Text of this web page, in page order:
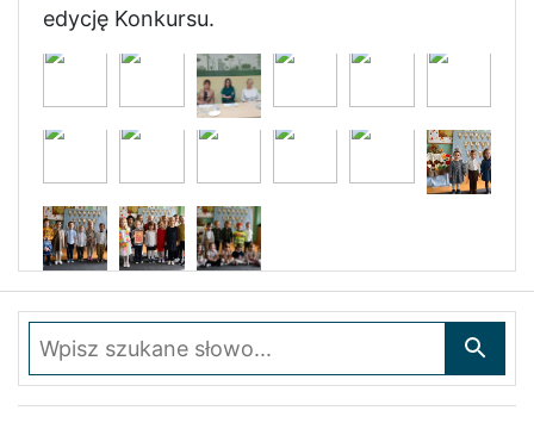
edycję Konkursu.
Wpisz szukane słowo